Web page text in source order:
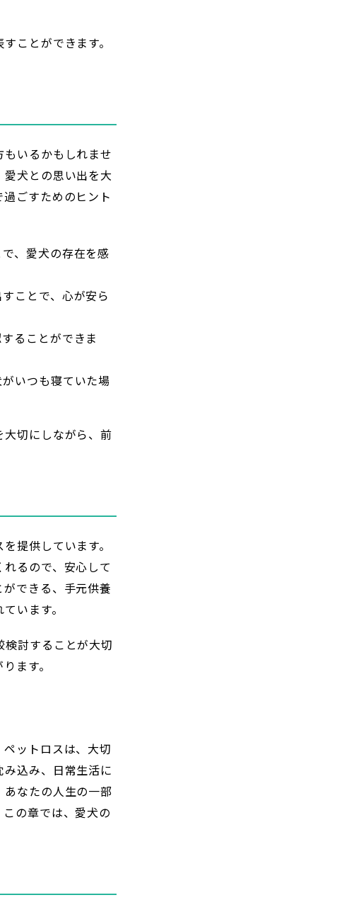
ことができます。
いるかもしれませ
犬との思い出を大
ごすためのヒント
、愛犬の存在を感
ことで、心が安ら
ることができま
いつも寝ていた場
切にしながら、前
提供しています。
るので、安心して
できる、手元供養
います。
討することが大切
ます。
ットロスは、大切
込み、日常生活に
なたの人生の一部
の章では、愛犬の